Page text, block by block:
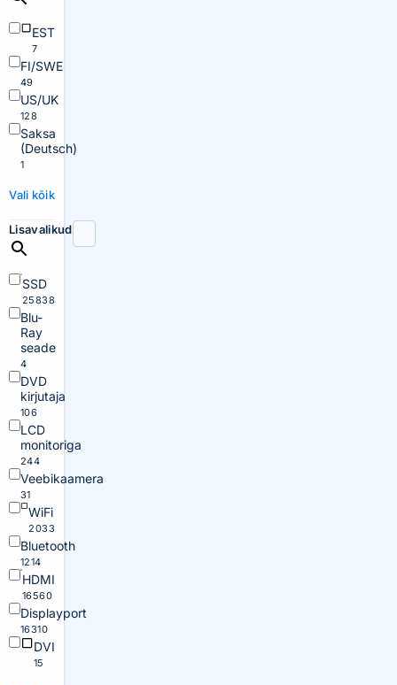
EST
7
FI/SWE
49
US/UK
128
Saksa
(Deutsch)
1
Vali kõik
Lisavalikud
SSD
25838
Blu-
Ray
seade
4
DVD
kirjutaja
106
LCD
monitoriga
244
Veebikaamera
31
WiFi
2033
Bluetooth
1214
HDMI
16560
Displayport
16310
DVI
15